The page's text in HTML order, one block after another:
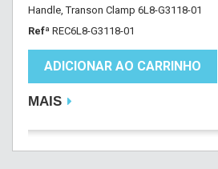
Handle, Transon Clamp 6L8-G3118-01
Refª REC6L8-G3118-01
ADICIONAR AO CARRINHO
MAIS